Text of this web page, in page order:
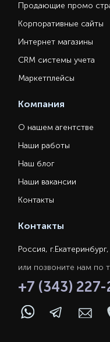
Продающие промо
Корпоративные сайты
Интернет магазины
CRM системы учета
Маркетплейсы
Компания
О нашем агентстве
Наши работы
Наш блог
Наши вакансии
Контакты
Контакты
Россия,
или позвоните нам по
+7 (343)